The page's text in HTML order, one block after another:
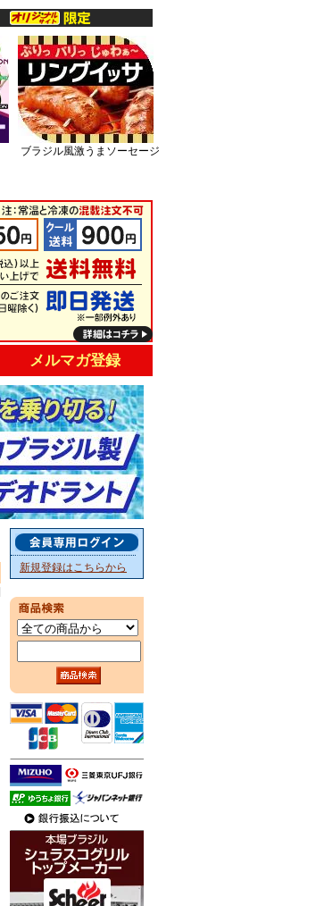
ブラジル風激うまソーセージ
メルマガ登録
新規登録はこちらから